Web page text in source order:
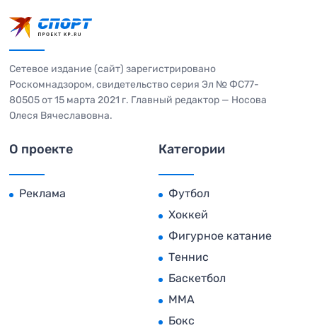
Сетевое издание (сайт) зарегистрировано
Роскомнадзором, свидетельство серия Эл № ФС77-
80505 от 15 марта 2021 г. Главный редактор — Носова
Олеся Вячеславовна.
О проекте
Реклама
Категории
Футбол
Хоккей
Фигурное катание
Теннис
Баскетбол
MMA
Бокс